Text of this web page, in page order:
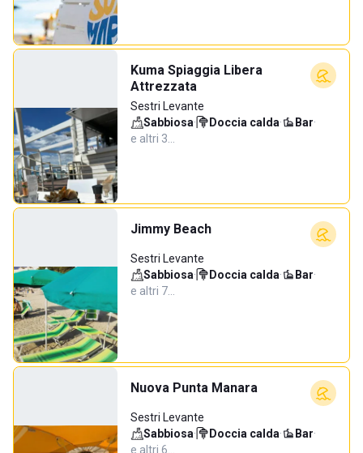
Kuma Spiaggia Libera
Attrezzata
Sestri Levante
Sabbiosa· Doccia calda· Bar·
e altri 3…
Jimmy Beach
Sestri Levante
Sabbiosa· Doccia calda· Bar·
e altri 7…
Nuova Punta Manara
Sestri Levante
Sabbiosa· Doccia calda· Bar·
e altri 6…